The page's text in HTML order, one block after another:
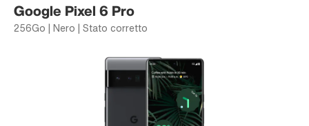
Google Pixel 6 Pro
256Go | Nero | Stato corretto